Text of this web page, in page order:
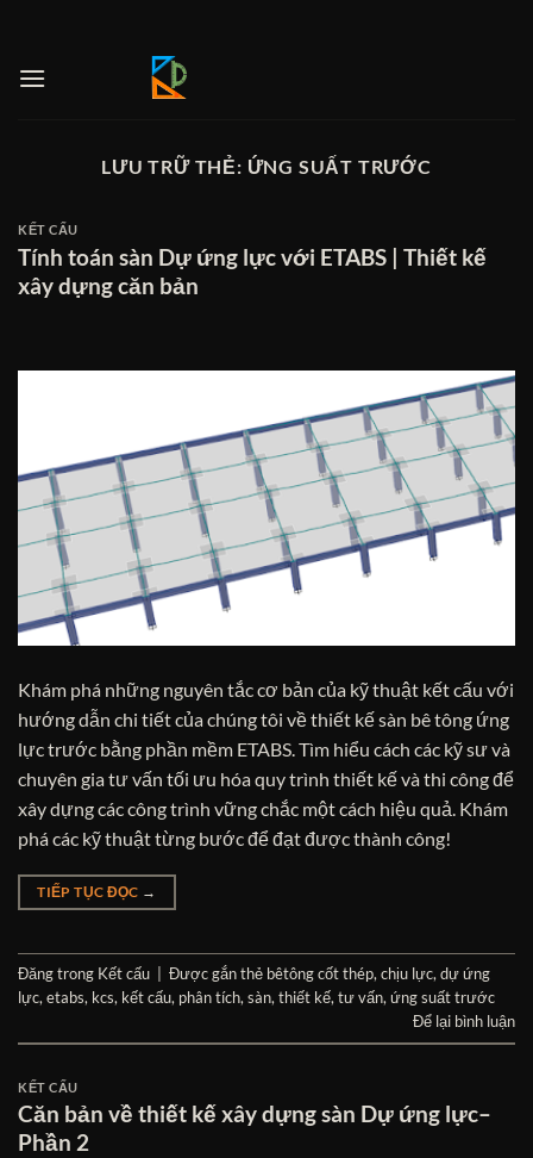
nội
LƯU TRỮ THẺ: ỨNG SUẤT TRƯỚC
KẾT CẤU
Tính toán sàn Dự ứng lực với ETABS | Thiết kế
xây dựng căn bản
Khám phá những nguyên tắc cơ bản của kỹ thuật kết cấu với
hướng dẫn chi tiết của chúng tôi về thiết kế sàn bê tông ứng
lực trước bằng phần mềm ETABS. Tìm hiểu cách các kỹ sư và
chuyên gia tư vấn tối ưu hóa quy trình thiết kế và thi công để
xây dựng các công trình vững chắc một cách hiệu quả. Khám
phá các kỹ thuật từng bước để đạt được thành công!
TIẾP TỤC ĐỌC →
Đăng trong Kết cấu Được gắn thẻ bêtông cốt thép, chịu lực, dự ứng
lực, etabs, kcs, kết cấu, phân tích, sàn, thiết kế, tư vấn, ứng suất trước
Để lại bình luận
KẾT CẤU
Căn bản về thiết kế xây dựng sàn Dự ứng lực–
Phần 2